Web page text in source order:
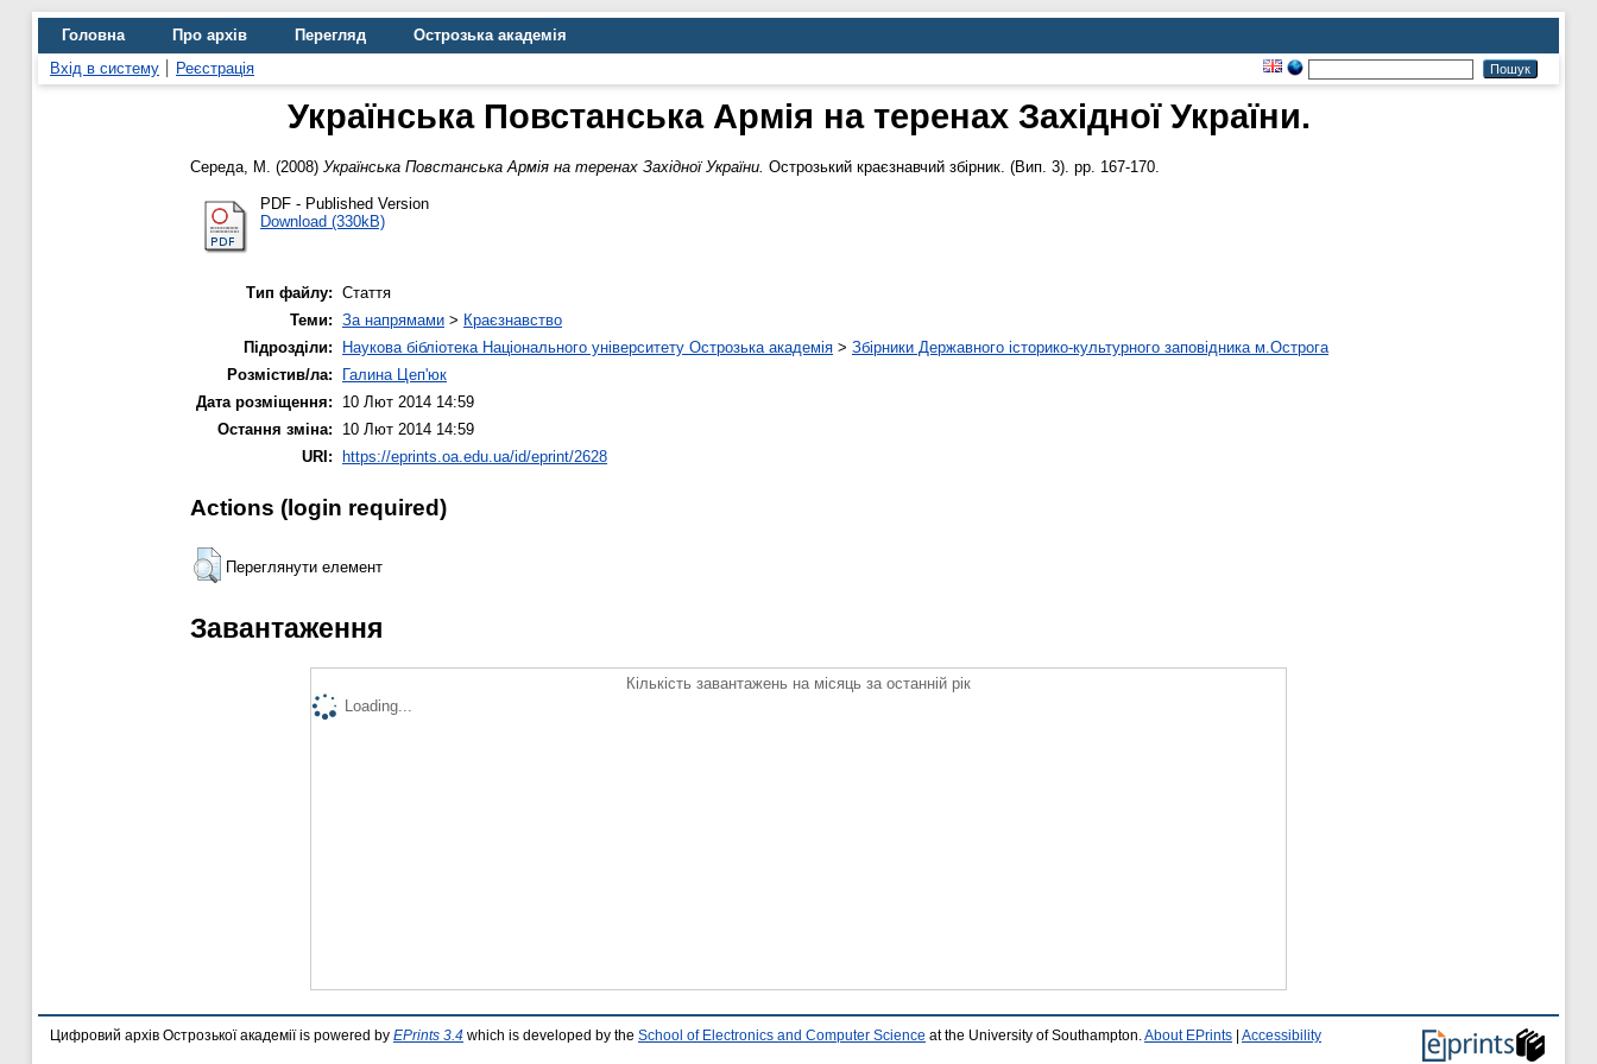
Головна Про архів Перегляд
Острозька академія
Вхід в систему
Реєстрація
Українська Повстанська Армія на теренах Західної України.
Середа, М. (2008) Українська Повстанська Армія на теренах Західної України. Острозький краєзнавчий збірник. (Вип. 3). pp. 167-170.
PDF - Published Version
Download (330kB)
Тип файлу: Стаття
Теми: За напрямами > Краєзнавство
Підрозділи:
Наукова бібліотека Національного університету Острозька академія > Збірники Державного історико-культурного заповідника м.Острога
Розмістив/ла:
Галина Цеп'юк
Дата розміщення:
10 Лют 2014 14:59
Остання зміна:
10 Лют 2014 14:59
URI:
https://eprints.oa.edu.ua/id/eprint/2628
Actions (login required)
Переглянути елемент
Завантаження
Кількість завантажень на місяць за останній рік
Loading...
Цифровий архів Острозької академії is powered by EPrints 3.4 which is developed by the School of Electronics and Computer Science at the University of Southampton. About EPrints Accessibility